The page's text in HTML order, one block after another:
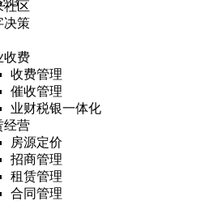
社区
决策
收费
收费管理
催收管理
业财税银一体化
经营
房源定价
招商管理
租赁管理
合同管理